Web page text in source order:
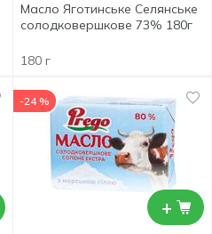
Масло Яготинське Селянське
солодковершкове 73% 180г
180 г
+
-24 %